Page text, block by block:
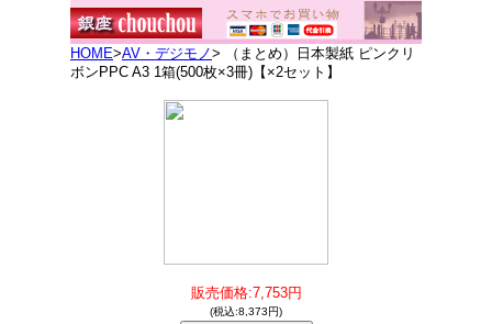
HOME>AV・デジモノ> （まとめ）日本製紙 ピンクリ
ボンPPC A3 1箱(500枚×3冊)【×2セット】
販売価格:7,753円
(税込:8,373円)